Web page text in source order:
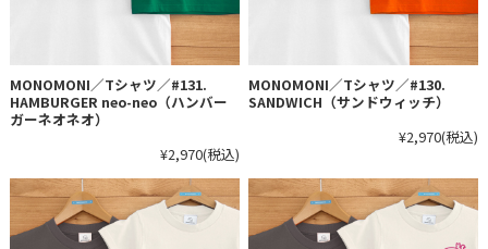
MONOMONI／Tシャツ／#131.
HAMBURGER neo-neo（ハンバー
ガーネオネオ）
¥2,970(税込)
MONOMONI／Tシャツ／#130.
SANDWICH（サンドウィッチ）
¥2,970(税込)